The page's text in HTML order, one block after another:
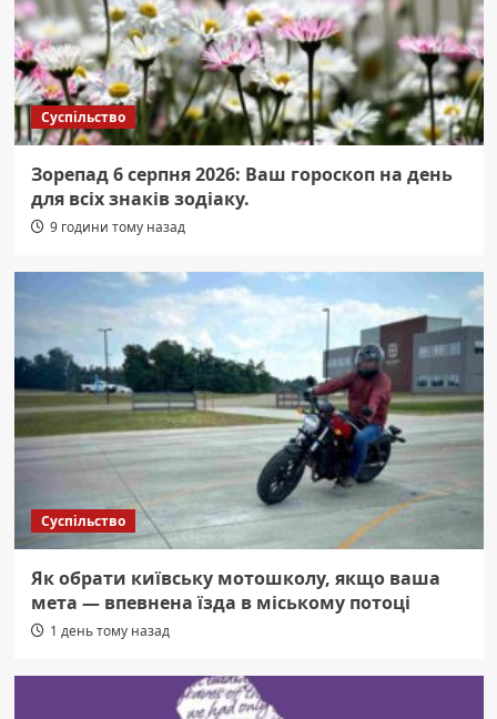
Суспільство
Зорепад 6 серпня 2026: Ваш гороскоп на день
для всіх знаків зодіаку.
9 години тому назад
Суспільство
Як обрати київську мотошколу, якщо ваша
мета — впевнена їзда в міському потоці
1 день тому назад